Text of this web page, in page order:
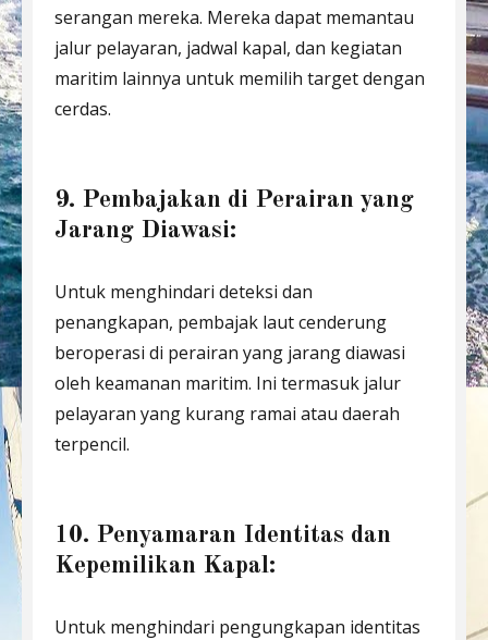
serangan mereka. Mereka dapat memantau
jalur pelayaran, jadwal kapal, dan kegiatan
maritim lainnya untuk memilih target dengan
cerdas.
9. Pembajakan di Perairan yang
Jarang Diawasi:
Untuk menghindari deteksi dan
penangkapan, pembajak laut cenderung
beroperasi di perairan yang jarang diawasi
oleh keamanan maritim. Ini termasuk jalur
pelayaran yang kurang ramai atau daerah
terpencil.
10. Penyamaran Identitas dan
Kepemilikan Kapal:
Untuk menghindari pengungkapan identitas